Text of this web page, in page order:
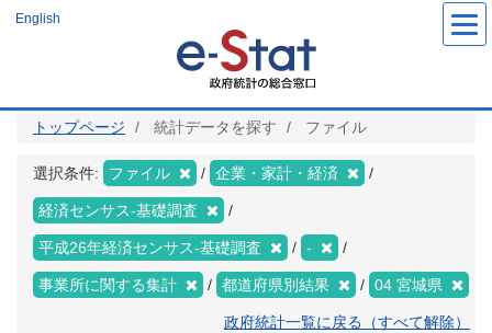
ツ
English
トップページ 統計データを探す ファイル
選択条件: ファイル 企業・家計・経済
経済センサス‐基礎調査
平成26年経済センサス‐基礎調査 -
事業所に関する集計 都道府県別結果 04 宮城県
政府統計一覧に戻る（すべて解除）